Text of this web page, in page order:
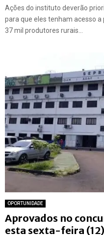
Ações do instituto deverão
para que eles tenham acesso
37 mil produtores rurais...
OPORTUNIDADE
Aprovados no
esta sexta-feira